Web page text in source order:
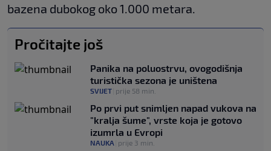
bazena dubokog oko 1.000 metara.
Pročitajte još
Panika na poluostrvu, ovogodišnja
turistička sezona je uništena
SVIJET prije 58 min.
Po prvi put snimljen napad vukova na
"kralja šume", vrste koja je gotovo
izumrla u Evropi
NAUKA prije 3 min.